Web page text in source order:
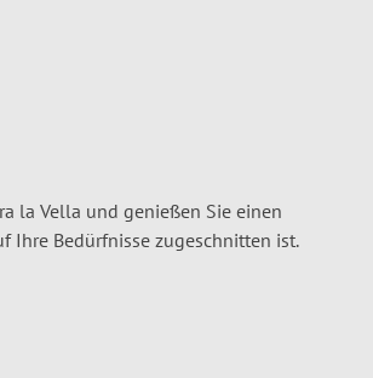
la Vella und genießen Sie einen
Ihre Bedürfnisse zugeschnitten ist.